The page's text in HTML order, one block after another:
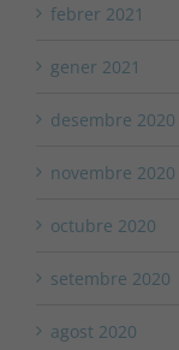
febrer 2021
gener 2021
desembre 2020
novembre 2020
octubre 2020
setembre 2020
agost 2020